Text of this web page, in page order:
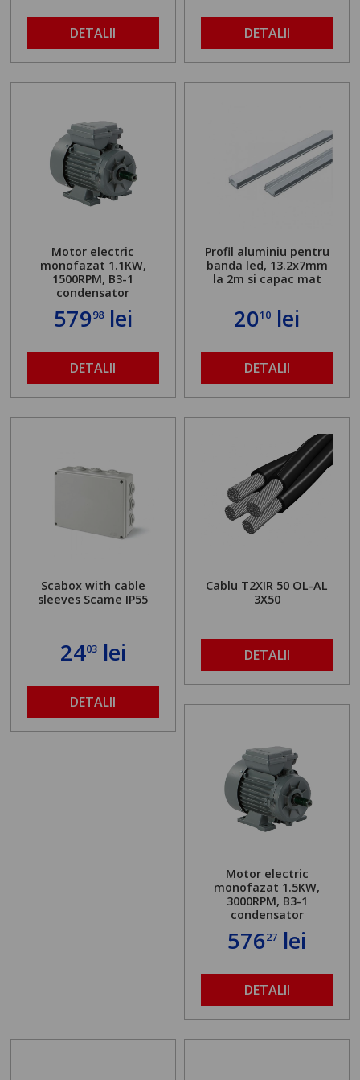
DETALII DETALII
Motor electric
monofazat 1.1KW,
1500RPM, B3-1
condensator
57998lei
DETALII
Profil aluminiu pentru
banda led, 13.2x7mm
la 2m si capac mat
2010 lei
DETALII
Scabox with cable
sleeves Scame IP55
2403lei
DETALII
Cablu T2XIR 50 OL-AL
3X50
DETALII
Motor electric
monofazat 1.5KW,
3000RPM, B3-1
condensator
57627 lei
DETALII